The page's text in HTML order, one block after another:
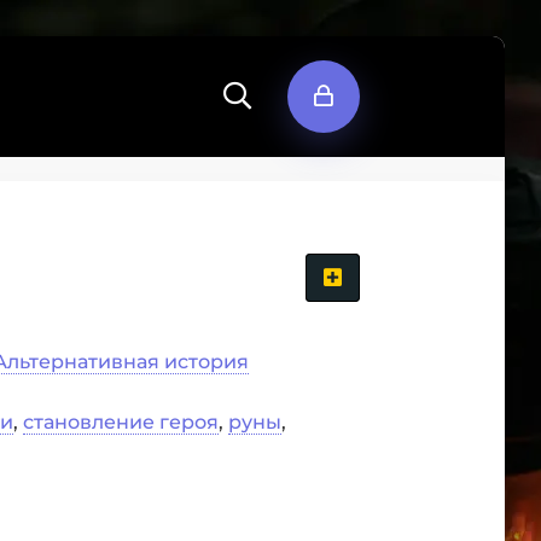
история
, становление героя, руны,